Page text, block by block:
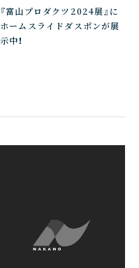
『富山プロダクツ2024展』に
ホームスライドダスポンが展
示中！